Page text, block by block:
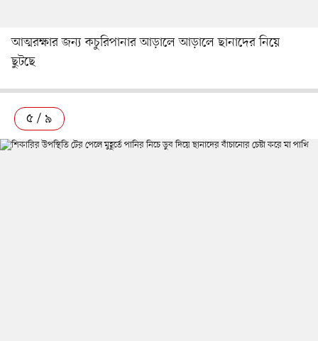
আত্মরক্ষার জন্য কচুরিপানার আড়ালে আড়ালে ছানাদের নিয়ে
ছুটছে
৫ / ৯